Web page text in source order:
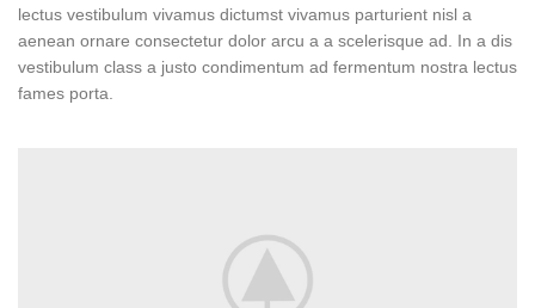
lectus vestibulum vivamus dictumst vivamus parturient nisl a
aenean ornare consectetur dolor arcu a a scelerisque ad. In a dis
vestibulum class a justo condimentum ad fermentum nostra lectus
fames porta.